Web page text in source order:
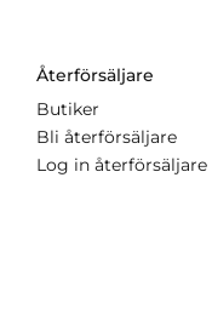
Återförsäljare
Butiker
Bli återförsäljare
Log in återförsäljare